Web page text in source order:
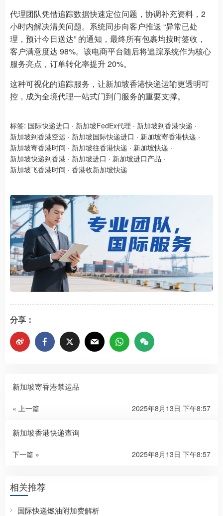
代理团队凭借追踪数据快速定位问题，协调补充资料，2
小时内解决清关问题。系统同步向客户推送 “异常已处
理，预计今日送达” 的通知，最终所有包裹均按时签收，
客户满意度达 98%。该电商平台随后将追踪系统作为核心
服务亮点，订单转化率提升 20%。
这种可视化的追踪服务，让新加坡香港快递运输更透明可
控，成为全境代理一站式门到门服务的重要支撑。
标签: 国际快递进口 · 新加坡FedEx代理 · 新加坡到香港快递 ·
新加坡到香港空运 · 新加坡国际快递进口 · 新加坡寄香港快递 ·
新加坡寄香港时间 · 新加坡往香港快递 · 新加坡快递 ·
新加坡快递到香港 · 新加坡进口 · 新加坡进口产品 ·
新加坡飞香港时间 · 香港收新加坡快递
分享：
新加坡寄香港禁运品
« 上一篇 2025年8月13日 下午8:57
新加坡香港快递查询
下一篇 » 2025年8月13日 下午8:57
相关推荐
国际快递燃油附加费解析